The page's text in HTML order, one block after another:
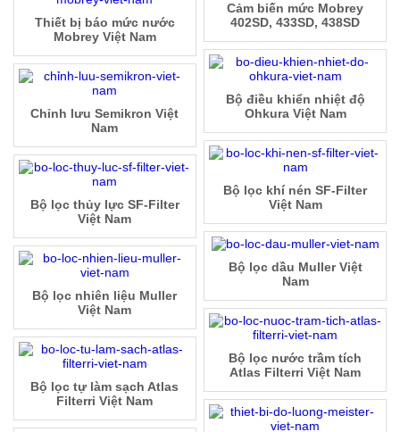
Cảm biến mức Mobrey
402SD, 433SD, 438SD
Thiết bị báo mức nước
Mobrey Việt Nam
Bộ điều khiển nhiệt độ
Ohkura Việt Nam
Chỉnh lưu Semikron Việt
Nam
Bộ lọc khí nén SF-Filter
Việt Nam
Bộ lọc thủy lực SF-Filter
Việt Nam
Bộ lọc dầu Muller Việt
Nam
Bộ lọc nhiên liệu Muller
Việt Nam
Bộ lọc nước trầm tích
Atlas Filterri Việt Nam
Bộ lọc tự làm sạch Atlas
Filterri Việt Nam